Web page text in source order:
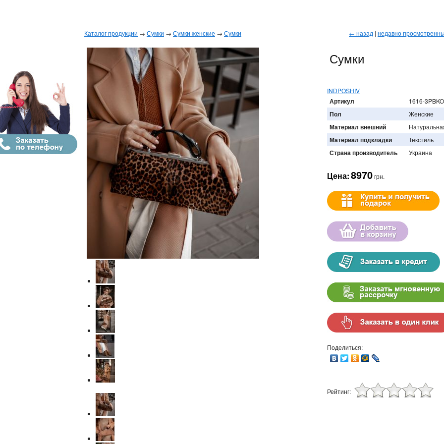
Каталог продукции → Сумки → Сумки женские → Сумки ← назад | недавно
Сумки
INDPOSHIV
Артикул 1616-
Пол Женские
Материал внешний
Материал подкладки Текстиль
Страна производитель Украина
Цена:8970грн.
Поделиться:
Рейтинг: